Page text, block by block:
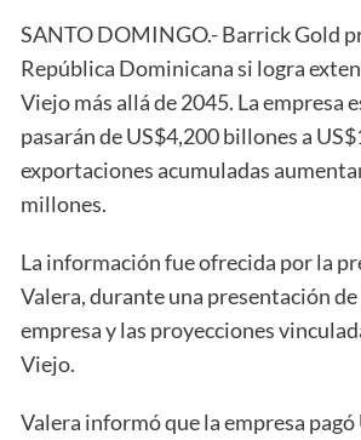
SANTO DOMINGO.- Barrick Gold
República Dominicana si logra
Viejo más allá de 2045. La empresa
pasarán de US$4,200 billones a
exportaciones acumuladas
millones.
La información fue ofrecida por la
Valera, durante una presentación
empresa y las proyecciones
Viejo.
Valera informó que la empresa